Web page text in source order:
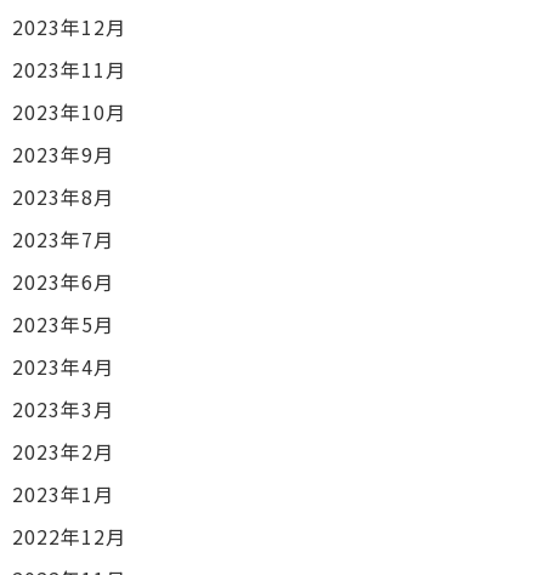
2023年12月
2023年11月
2023年10月
2023年9月
2023年8月
2023年7月
2023年6月
2023年5月
2023年4月
2023年3月
2023年2月
2023年1月
2022年12月